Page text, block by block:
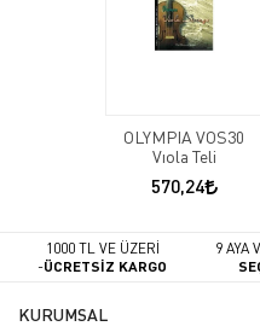
OLYMPIA VOS30
Vıola Teli
570,24
1000 TL VE ÜZERİ
-ÜCRETSİZ KARGO
9 AYA
KURUMSAL